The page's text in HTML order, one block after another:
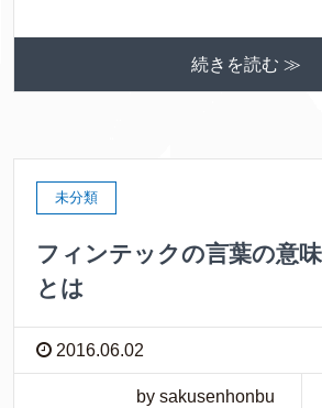
続きを読む ≫
未分類
フィンテックの言葉の意
とは
2016.06.02
by sakusenhonbu